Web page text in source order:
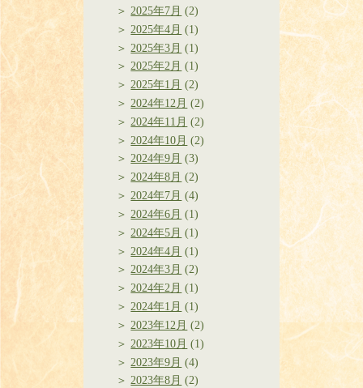
2025年7月 (2)
2025年4月 (1)
2025年3月 (1)
2025年2月 (1)
2025年1月 (2)
2024年12月 (2)
2024年11月 (2)
2024年10月 (2)
2024年9月 (3)
2024年8月 (2)
2024年7月 (4)
2024年6月 (1)
2024年5月 (1)
2024年4月 (1)
2024年3月 (2)
2024年2月 (1)
2024年1月 (1)
2023年12月 (2)
2023年10月 (1)
2023年9月 (4)
2023年8月 (2)